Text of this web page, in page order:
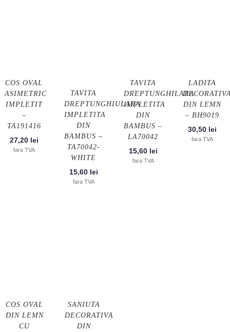
COS OVAL
ASIMETRIC
IMPLETIT
–
TA191416
27,20 lei
fara TVA
TAVITA
DREPTUNGHIULARA
IMPLETITA
DIN
BAMBUS –
TA70042-
WHITE
15,60 lei
fara TVA
TAVITA
DREPTUNGHILARA
IMPLETITA
DIN
BAMBUS –
LA70042
15,60 lei
fara TVA
LADITA
DIN LEMN
– BH9019
30,50 lei
fara TVA
COS OVAL
DIN LEMN
CU
SANIUTA
DECORATIVA
DIN